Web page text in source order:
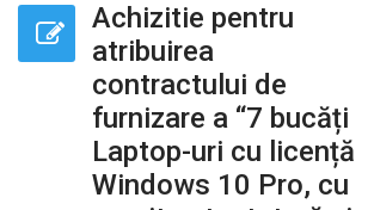
Achizitie pentru
atribuirea
contractului de
furnizare a “7 bucăți
Laptop-uri cu licență
Windows 10 Pro, cu